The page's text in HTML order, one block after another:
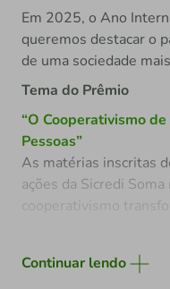
Em 2025, o Ano
queremos destacar o
de uma sociedade
Tema do Prêmio
“O Cooperativismo
Pessoas”
As matérias inscritas
ações da Sicredi
cooperativismo
Quem pode participar
Continuar lendo